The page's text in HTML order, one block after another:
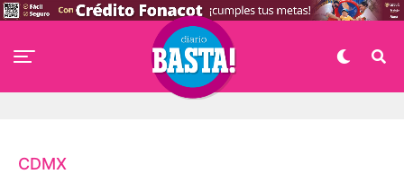
CDMX